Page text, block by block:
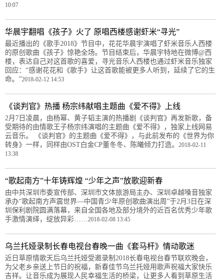
10:07
华晨宇翻唱《孩子》火了 原唱西楼感谢虾米“寻光”
最近播出的《歌手2018》节目中，花花华晨宇演唱了虾米音乐人西楼
的原创歌曲《孩子》惊艳全场。节目结束后，华晨宇特地在微博@西
楼，表达自己对这首歌的喜爱，寻光音乐人西楼也通过虾米音乐独家
回应：“感谢花花和《歌手》让这首歌能被更多人听到，延续了它的生
命。”2018-02-12 14:53
《谈判官》热播 杨宗纬献唱主题曲《爱不得》上线
2月7日凌晨，由杨幂、黄子韬主演的热播剧《谈判官》再发新歌，备
受期待的由情歌王子杨宗纬演唱的主题曲《爱不得》，独家上线网易
云音乐。 《谈判官》的主题曲《爱不得》，与此前发布的《世界为你
转身》一样，同样由OST白金CP董冬冬、陈曦倾力打造。 2018-02-11
13:38
“歌起南方”十年铸辉煌 “少年之声”放歌迎新春
由中共深圳市委宣传部、深圳市文体旅游局主办、深圳卓越嗓音独家
承办“歌起南方声震世界—中国青少年原创歌曲演出周”于2月3日在深
圳保利剧院圆满落幕，来自全国各地及部分境外的近百名优秀少年歌
手激情演绎，绽放异彩…… 2018-02-08 13:45
乌兰托娅录制长春电视台春晚一曲《套马杆》情动歌迷
近日草原情歌天后乌兰托娅受邀录制2018长春电视台春节联欢晚会，
为父老乡亲送上节日的祝福，新春佳节乌兰托娅用歌声祝福大家快乐
吉祥。让音乐成为展现人民幸福生活的桥梁，让更多人看到草原生活